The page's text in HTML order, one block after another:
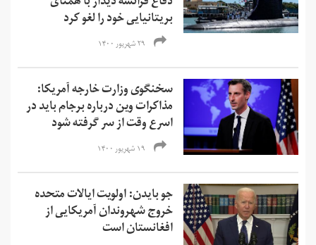
بریتانیایی‌ خود را لغو کرد
۲۹ شهریور ۱۴۰۰
سخنگوی وزارت خارجه آمریکا:
مذاکرات وین درباره برجام باید در
اسرع وقت از سر گرفته شود
۱۹ شهریور ۱۴۰۰
جو بایدن: اولویت ایالات متحده
خروج شهروندان آمریکایی از
افغانستان است